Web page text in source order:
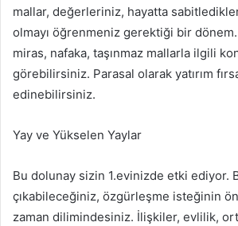
mallar, değerleriniz, hayatta
olmayı öğrenmeniz gerektiği bir
miras, nafaka, taşınmaz mallarla ilgili
görebilirsiniz. Parasal olarak yatırım
edinebilirsiniz.
Yay ve Yükselen Yaylar
Bu dolunay sizin 1.evinizde etki ediyor.
çıkabileceğiniz, özgürleşme isteğinin
zaman dilimindesiniz. İlişkiler, evlilik,